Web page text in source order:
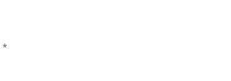
*